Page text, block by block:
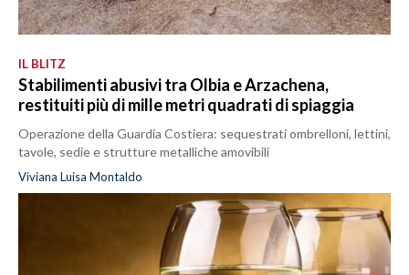
IL BLITZ
Stabilimenti abusivi tra Olbia e Arzachena,
restituiti più di mille metri quadrati di spiaggia
Operazione della Guardia Costiera: sequestrati ombrelloni, lettini,
tavole, sedie e strutture metalliche amovibili
Viviana Luisa Montaldo